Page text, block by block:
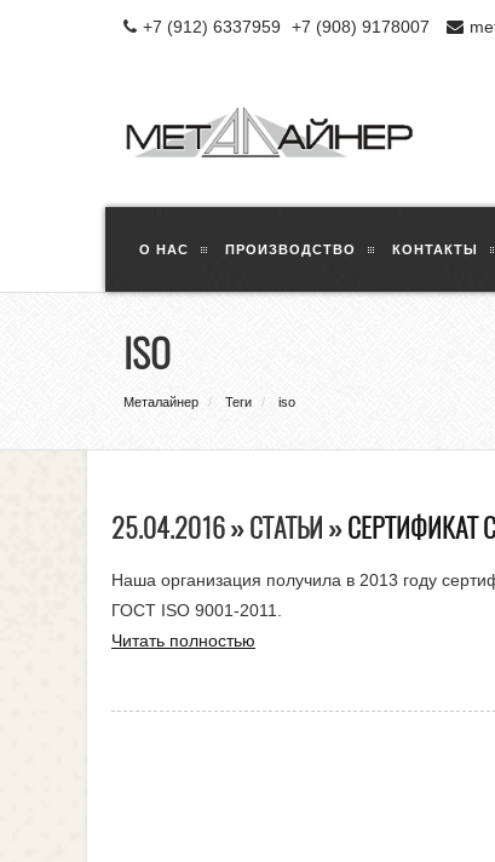
+7 (912) 6337959 +7 (908) 9178007
О НАС ПРОИЗВОДСТВО КОНТАКТЫ
ISO
Металайнер Теги iso
25.04.2016 » СТАТЬИ »СЕРТИФИКАТ
Наша организация получила в 2013 году
ГОСТ ISO 9001-2011.
Читать полностью